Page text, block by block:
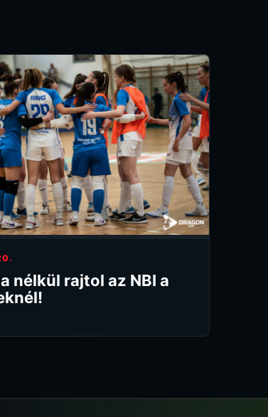
nélkül rajtol az NBI a